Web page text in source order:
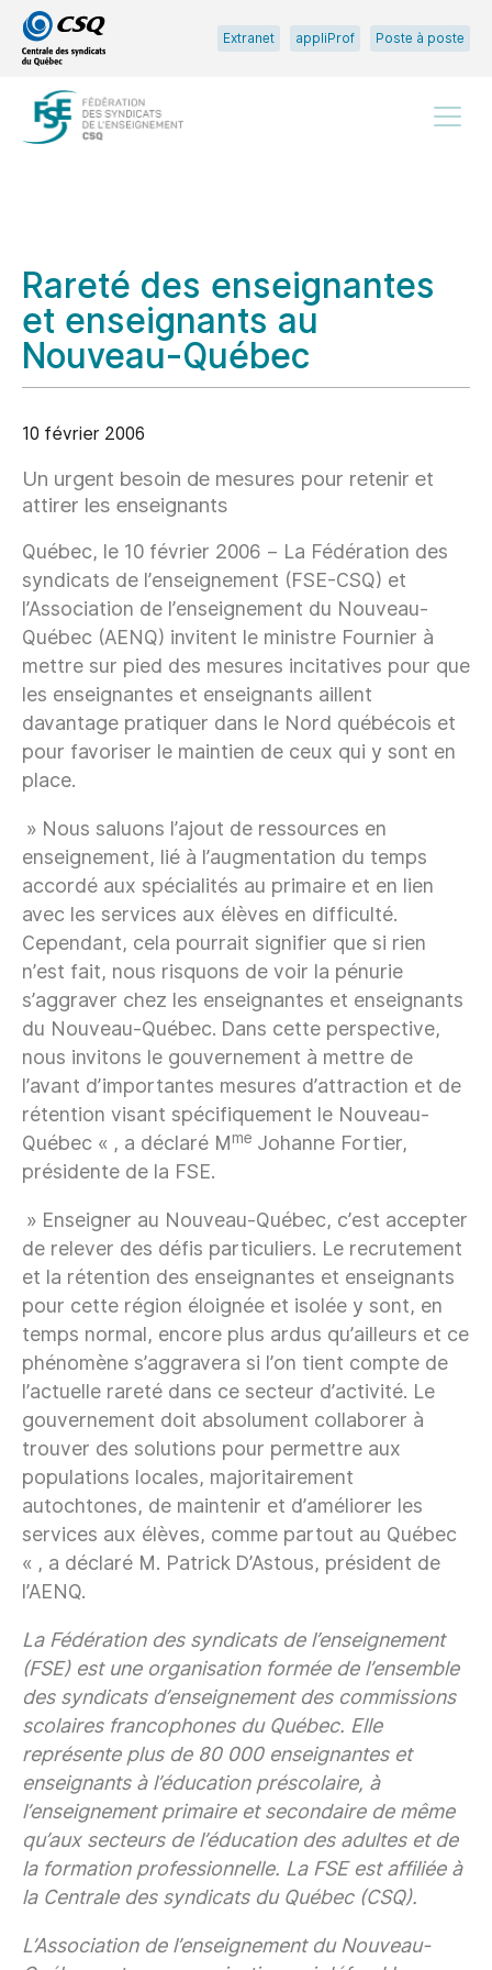
Passer
au
menu
principal
Passer
au
contenu
Extranet appliProf Poste à poste
Rareté des enseignantes
et enseignants au
Nouveau-Québec
10 février 2006
Un urgent besoin de mesures pour retenir et
attirer les enseignants
Québec, le 10 février 2006 – La Fédération des
syndicats de l’enseignement (FSE-CSQ) et
l’Association de l’enseignement du Nouveau-
Québec (AENQ) invitent le ministre Fournier à
mettre sur pied des mesures incitatives pour que
les enseignantes et enseignants aillent
davantage pratiquer dans le Nord québécois et
pour favoriser le maintien de ceux qui y sont en
place.
» Nous saluons l’ajout de ressources en
enseignement, lié à l’augmentation du temps
accordé aux spécialités au primaire et en lien
avec les services aux élèves en difficulté.
Cependant, cela pourrait signifier que si rien
n’est fait, nous risquons de voir la pénurie
s’aggraver chez les enseignantes et enseignants
du Nouveau-Québec. Dans cette perspective,
nous invitons le gouvernement à mettre de
l’avant d’importantes mesures d’attraction et de
rétention visant spécifiquement le Nouveau-
Québec « , a déclaré Mme Johanne Fortier,
présidente de la FSE.
» Enseigner au Nouveau-Québec, c’est accepter
de relever des défis particuliers. Le recrutement
et la rétention des enseignantes et enseignants
pour cette région éloignée et isolée y sont, en
temps normal, encore plus ardus qu’ailleurs et ce
phénomène s’aggravera si l’on tient compte de
l’actuelle rareté dans ce secteur d’activité. Le
gouvernement doit absolument collaborer à
trouver des solutions pour permettre aux
populations locales, majoritairement
autochtones, de maintenir et d’améliorer les
services aux élèves, comme partout au Québec
« , a déclaré M. Patrick D’Astous, président de
l’AENQ.
La Fédération des syndicats de l’enseignement
(FSE) est une organisation formée de l’ensemble
des syndicats d’enseignement des commissions
scolaires francophones du Québec. Elle
représente plus de 80 000 enseignantes et
enseignants à l’éducation préscolaire, à
l’enseignement primaire et secondaire de même
qu’aux secteurs de l’éducation des adultes et de
la formation professionnelle. La FSE est affiliée à
la Centrale des syndicats du Québec (CSQ).
L’Association de l’enseignement du Nouveau-